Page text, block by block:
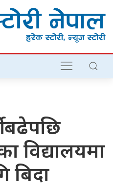
बढेपछि
विद्यालयमा
बिदा